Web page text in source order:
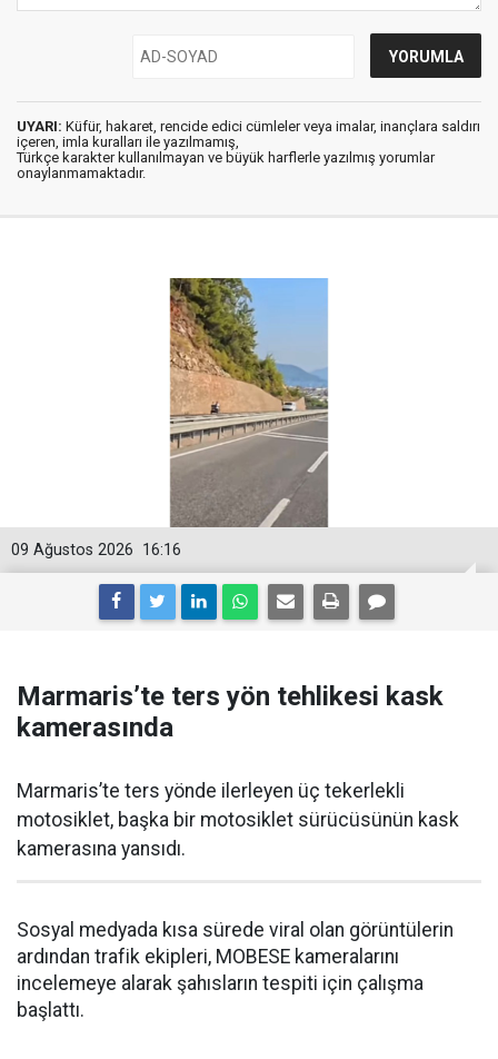
UYARI: Küfür, hakaret, rencide edici cümleler veya imalar, inançlara saldırı
içeren, imla kuralları ile yazılmamış,
Türkçe karakter kullanılmayan ve büyük harflerle yazılmış yorumlar
onaylanmamaktadır.
16:16
09 Ağustos 2026
Marmaris’te ters yön tehlikesi kask
kamerasında
Marmaris’te ters yönde ilerleyen üç tekerlekli
motosiklet, başka bir motosiklet sürücüsünün kask
kamerasına yansıdı.
Sosyal medyada kısa sürede viral olan görüntülerin
ardından trafik ekipleri, MOBESE kameralarını
incelemeye alarak şahısların tespiti için çalışma
başlattı.